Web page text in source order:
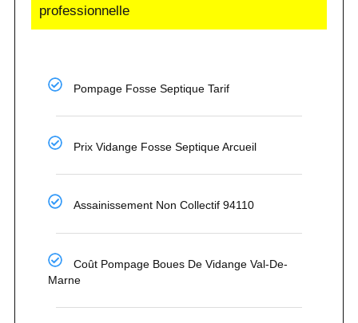
professionnelle
Pompage Fosse Septique Tarif
Prix Vidange Fosse Septique Arcueil
Assainissement Non Collectif 94110
Coût Pompage Boues De Vidange Val-De-
Marne